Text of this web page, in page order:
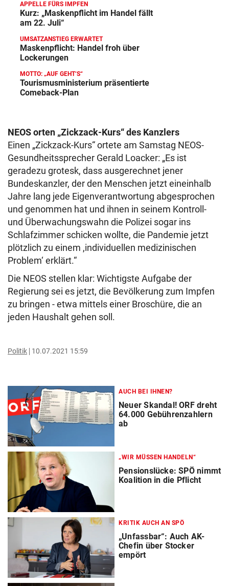
APPELLE FÜRS IMPFEN
Kurz: „Maskenpflicht im Handel fällt
am 22. Juli“
UMSATZANSTIEG ERWARTET
Maskenpflicht: Handel froh über
Lockerungen
MOTTO: „AUF GEHT‘S“
Tourismusministerium präsentierte
Comeback-Plan
NEOS orten „Zickzack-Kurs“ des Kanzlers
Einen „Zickzack-Kurs“ ortete am Samstag NEOS-
Gesundheitssprecher Gerald Loacker: „Es ist
geradezu grotesk, dass ausgerechnet jener
Bundeskanzler, der den Menschen jetzt eineinhalb
Jahre lang jede Eigenverantwortung abgesprochen
und genommen hat und ihnen in seinem Kontroll-
und Überwachungswahn die Polizei sogar ins
Schlafzimmer schicken wollte, die Pandemie jetzt
plötzlich zu einem ,individuellen medizinischen
Problem‘ erklärt.“
Die NEOS stellen klar: Wichtigste Aufgabe der
Regierung sei es jetzt, die Bevölkerung zum Impfen
zu bringen - etwa mittels einer Broschüre, die an
jeden Haushalt gehen soll.
Politik 10.07.2021 15:59
AUCH BEI IHNEN?
Neuer Skandal! ORF dreht
64.000 Gebührenzahlern
ab
„WIR MÜSSEN HANDELN“
Pensionslücke: SPÖ nimmt
Koalition in die Pflicht
KRITIK AUCH AN SPÖ
„Unfassbar“: Auch AK-
Chefin über Stocker
empört